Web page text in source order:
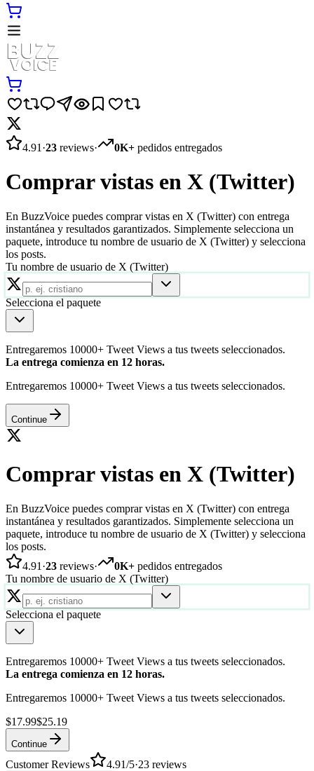
4.91 ·23 reviews· 0K+ pedidos entregados
Comprar vistas en X (Twitter)
En BuzzVoice puedes comprar vistas en X (Twitter) con entrega
instantánea y resultados garantizados. Simplemente selecciona un
paquete, introduce tu nombre de usuario de X (Twitter) y selecciona
los posts.
Tu nombre de usuario de X (Twitter)
Selecciona el paquete
Entregaremos 10000+ Tweet Views a tus tweets seleccionados.
La entrega comienza en 12 horas.
Entregaremos 10000+ Tweet Views a tus tweets seleccionados.
Continue
Comprar vistas en X (Twitter)
En BuzzVoice puedes comprar vistas en X (Twitter) con entrega
instantánea y resultados garantizados. Simplemente selecciona un
paquete, introduce tu nombre de usuario de X (Twitter) y selecciona
los posts.
4.91 ·23 reviews· 0K+ pedidos entregados
Tu nombre de usuario de X (Twitter)
Selecciona el paquete
Entregaremos 10000+ Tweet Views a tus tweets seleccionados.
La entrega comienza en 12 horas.
Entregaremos 10000+ Tweet Views a tus tweets seleccionados.
$17.99$25.19
Continue
Customer Reviews 4.91/5·23 reviews